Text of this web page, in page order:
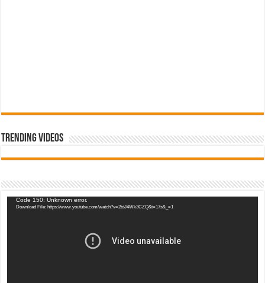
Trending Videos
Video
Player
Code 150: Unknown error.
Download File: https://www.youtube.com/watch?v=2tdJ4Wk3CZQ&t=17s&_=1